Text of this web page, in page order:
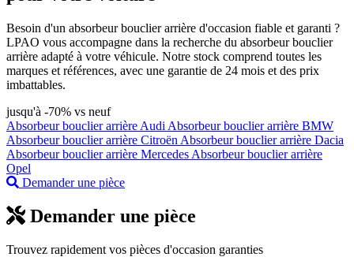
Besoin d'un absorbeur bouclier arrière d'occasion fiable et garanti ?
LPAO vous accompagne dans la recherche du absorbeur bouclier
arrière adapté à votre véhicule. Notre stock comprend toutes les
marques et références, avec une garantie de 24 mois et des prix
imbattables.
jusqu'à -70% vs neuf
Absorbeur bouclier arrière Audi Absorbeur bouclier arrière BMW
Absorbeur bouclier arrière Citroën Absorbeur bouclier arrière Dacia
Absorbeur bouclier arrière Mercedes Absorbeur bouclier arrière
Opel
Demander une pièce
Demander une pièce
Trouvez rapidement vos pièces d'occasion garanties